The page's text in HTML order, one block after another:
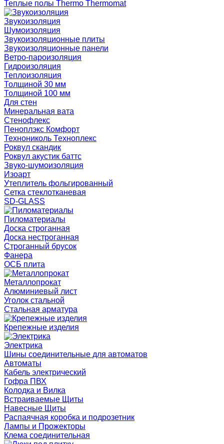
Теплые полы Thermo Thermomat
Звукоизоляция
Шумоизоляция
Звукоизоляционные плиты
Звукоизоляционные панели
Ветро-пароизоляция
Гидроизоляция
Теплоизоляция
Толщиной 30 мм
Толщиной 100 мм
Для стен
Минеральная вата
Стенофлекс
Пеноплэкс Комфорт
Технониколь Техноплекс
Роквул скандик
Роквул акустик баттс
Звуко-шумоизоляция
Изоарт
Утеплитель фольгированный
Сетка стеклотканевая
SD-GLASS
Пиломатериалы
Доска строганная
Доска нестроганная
Строганный брусок
Фанера
ОСБ плита
Металлопрокат
Алюминиевый лист
Уголок стальной
Стальная арматура
Крепежные изделия
Электрика
Шины соединительные для автоматов
Автоматы
Кабель электрический
Гофра ПВХ
Колодка и Вилка
Встраиваемые Щиты
Навесные Щиты
Распаячная коробка и подрозетник
Лампы и Прожекторы
Клема соединительная